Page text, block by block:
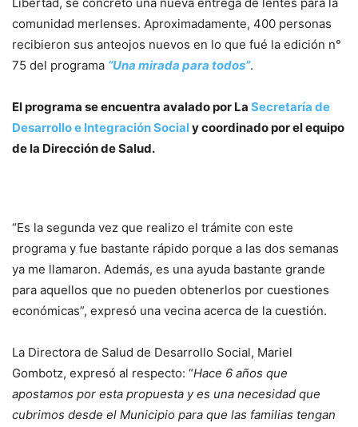
comunidad merlenses. Aproximadamente, 400 personas
recibieron sus anteojos nuevos en lo que fué la edición n°
75 del programa “Una mirada para todos”.
El programa se encuentra avalado por La Secretaría de
Desarrollo e Integración Socialy coordinado por el equipo
de la Dirección de Salud.
“Es la segunda vez que realizo el trámite con este
programa y fue bastante rápido porque a las dos semanas
ya me llamaron. Además, es una ayuda bastante grande
para aquellos que no pueden obtenerlos por cuestiones
económicas”, expresó una vecina acerca de la cuestión.
La Directora de Salud de Desarrollo Social, Mariel
Gombotz, expresó al respecto: “Hace 6 años que
apostamos por esta propuesta y es una necesidad que
cubrimos desde el Municipio para que las familias tengan